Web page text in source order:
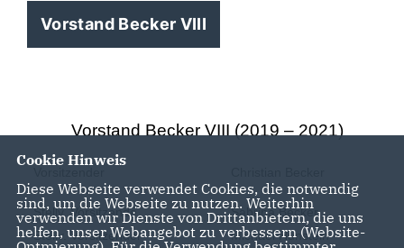
Vorstand Becker VIII
Vorstand Becker VIII (2019 – 2021)
Stellv. Vorsitzende
Sabrina Becker
Stellv. Vorsitzender
Michael Hunstein
Cookie Hinweis
Diese Webseite verwendet Cookies, die notwendig
sind, um die Webseite zu nutzen. Weiterhin
verwenden wir Dienste von Drittanbietern, die uns
helfen, unser Webangebot zu verbessern (Website-